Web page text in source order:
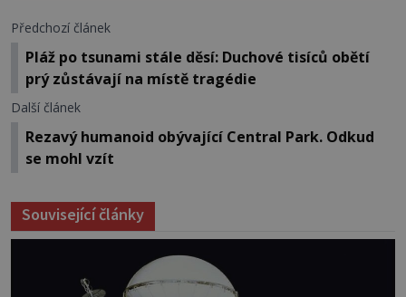
Předchozí článek
Pláž po tsunami stále děsí: Duchové tisíců obětí
prý zůstávají na místě tragédie
Další článek
Rezavý humanoid obývající Central Park. Odkud
se mohl vzít
Související články